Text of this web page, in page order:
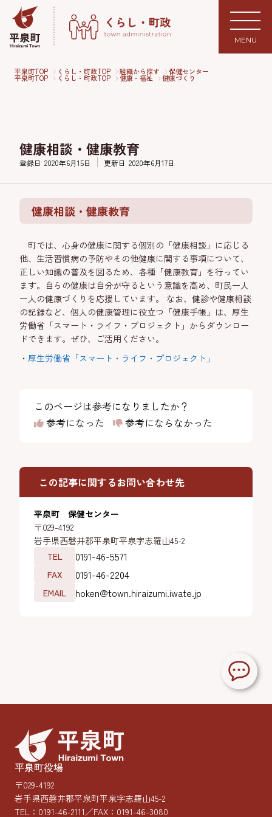
MENU
平泉町TOP くらし・町政TOP 組織から探す 保健センター
平泉町TOP くらし・町政TOP 健康・福祉 健康づくり
健康相談・健康教育
登録日 2020年6月15日 更新日 2020年6月17日
健康相談・健康教育
町では、心身の健康に関する個別の「健康相談」に応じる
他、生活習慣病の予防やその他健康に関する事項について、
正しい知識の普及を図るため、各種「健康教育」を行ってい
ます。自らの健康は自分が守るという意識を高め、町民一人
一人の健康づくりを応援しています。 なお、健診や健康相談
の記録など、個人の健康管理に役立つ「健康手帳」は、厚生
労働省「スマート・ライフ・プロジェクト」からダウンロー
ドできます。ぜひ、ご活用ください。
・ 厚生労働省「スマート・ライフ・プロジェクト」
このページは参考になりましたか？
参考になった
参考にならなかった
この記事に関するお問い合わせ先
平泉町 保健センター
〒029-4192
岩手県西磐井郡平泉町平泉字志羅山45-2
TEL
0191-46-5571
FAX 0191-46-2204
EMAIL hoken@town.hiraizumi.iwate.jp
平泉町役場
〒029-4192
岩手県西磐井郡平泉町平泉字志羅山45-2
TEL： 0191-46-2111／FAX：0191-46-3080